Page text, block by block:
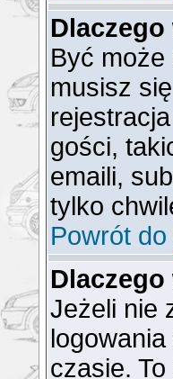
Być
musisz
gości,
emaili,
tylko
Powrót
Jeżeli nie
czasie.